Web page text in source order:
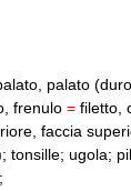
palato
frenulo = filetto,
faccia
tonsille; ugola;